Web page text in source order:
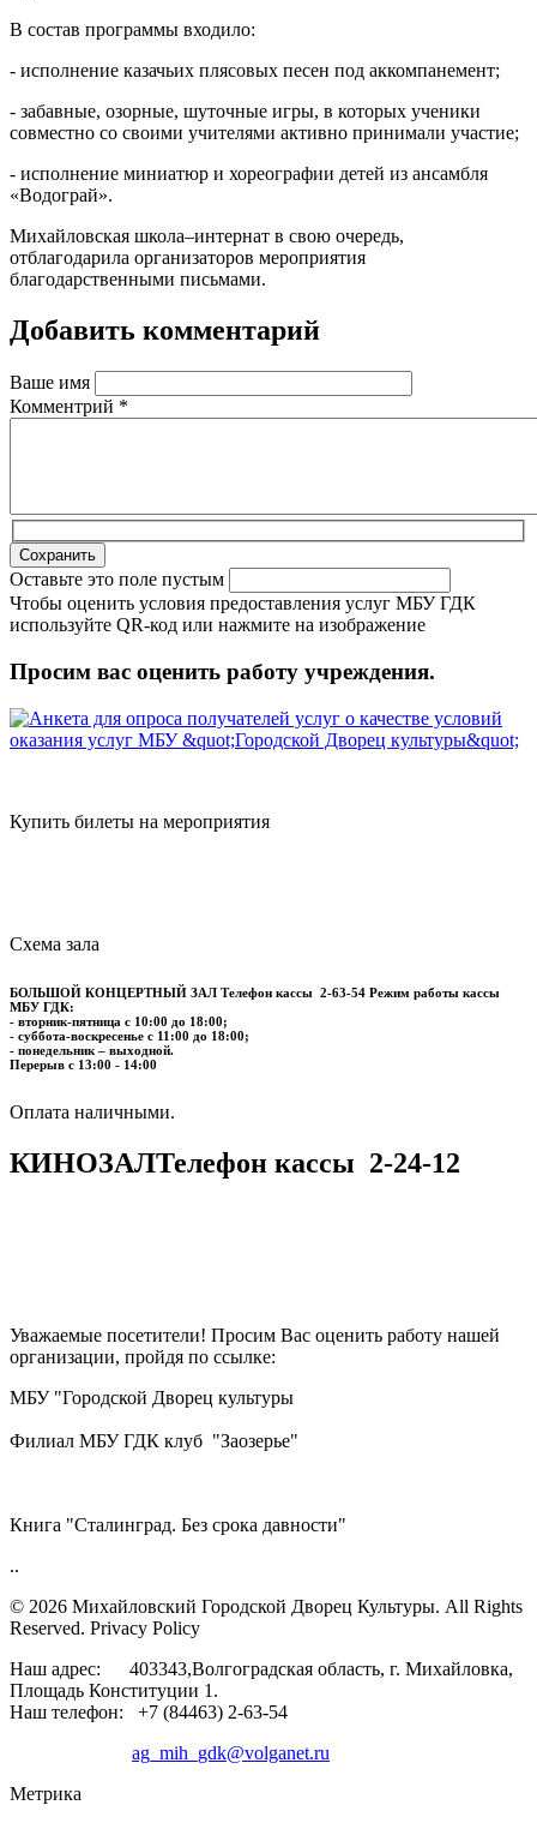
В состав программы входило:
- исполнение казачьих плясовых песен под аккомпанемент;
- забавные, озорные, шуточные игры, в которых ученики
совместно со своими учителями активно принимали участие;
- исполнение миниатюр и хореографии детей из ансамбля
«Водограй».
Михайловская школа–интернат в свою очередь,
отблагодарила организаторов мероприятия
благодарственными письмами.
Добавить комментарий
Ваше имя
Комментрий *
Оставьте это поле пустым
Чтобы оценить условия предоставления услуг МБУ ГДК
используйте QR-код или нажмите на изображение
Просим вас оценить работу учреждения.
Купить билеты на мероприятия
Схема зала
БОЛЬШОЙ КОНЦЕРТНЫЙ ЗАЛ Телефон кассы 2-63-54 Режим работы кассы
МБУ ГДК:
- вторник-пятница с 10:00 до 18:00;
- суббота-воскресенье с 11:00 до 18:00;
- понедельник – выходной.
Перерыв с 13:00 - 14:00
​​​​​​​Оплата наличными.
КИНОЗАЛТелефон кассы 2-24-12
Уважаемые посетители! Просим Вас оценить работу нашей
организации, пройдя по ссылке:
МБУ "Городской Дворец культуры
Филиал МБУ ГДК клуб "Заозерье"
Книга "Сталинград. Без срока давности"
..
© 2026 Михайловский Городской Дворец Культуры. All Rights
Reserved. Privacy Policy
Наш адрес: 403343,Волгоградская область, г. Михайловка,
Площадь Конституции 1.
Наш телефон: +7 (84463) 2-63-54
ag_mih_gdk@volganet.ru
Метрика